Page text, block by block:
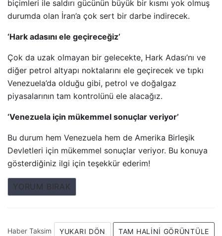
biçimleri ile saldırı gücünün büyük bir kısmı yok olmuş
durumda olan İran’a çok sert bir darbe indirecek.
‘Hark adasını ele geçireceğiz’
Çok da uzak olmayan bir gelecekte, Hark Adası’nı ve
diğer petrol altyapı noktalarını ele geçirecek ve tıpkı
Venezuela’da olduğu gibi, petrol ve doğalgaz
piyasalarının tam kontrolünü ele alacağız.
‘Venezuela için mükemmel sonuçlar veriyor’
Bu durum hem Venezuela hem de Amerika Birleşik
Devletleri için mükemmel sonuçlar veriyor. Bu konuya
gösterdiğiniz ilgi için teşekkür ederim!
YORUM BIRAK
Haber Taksim YUKARI DÖN TAM HALINI GÖRÜNTÜLE